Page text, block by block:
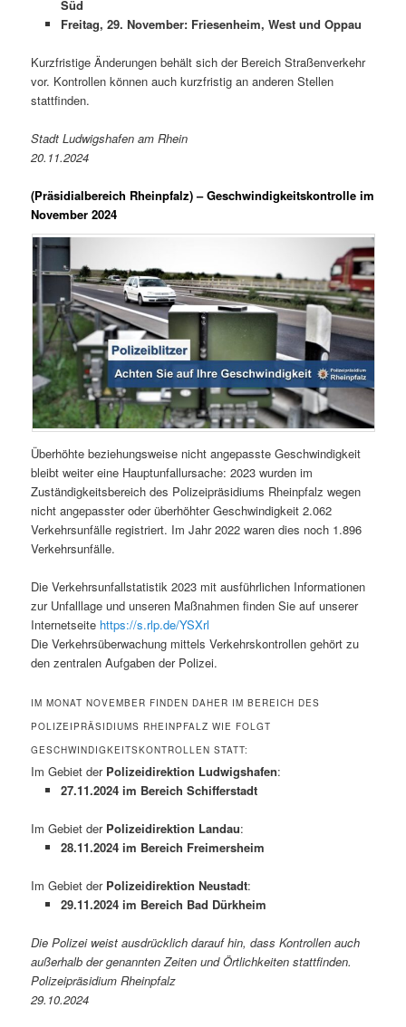
Süd
Freitag, 29. November: Friesenheim, West und Oppau
Kurzfristige Änderungen behält sich der Bereich Straßenverkehr
vor. Kontrollen können auch kurzfristig an anderen Stellen
stattfinden.
Stadt Ludwigshafen am Rhein
20.11.2024
(Präsidialbereich Rheinpfalz)– Geschwindigkeitskontrolle im
November 2024
Überhöhte beziehungsweise nicht angepasste Geschwindigkeit
bleibt weiter eine Hauptunfallursache: 2023 wurden im
Zuständigkeitsbereich des Polizeipräsidiums Rheinpfalz wegen
nicht angepasster oder überhöhter Geschwindigkeit 2.062
Verkehrsunfälle registriert. Im Jahr 2022 waren dies noch 1.896
Verkehrsunfälle.
Die Verkehrsunfallstatistik 2023 mit ausführlichen Informationen
zur Unfalllage und unseren Maßnahmen finden Sie auf unserer
Internetseite https://s.rlp.de/YSXrl
Die Verkehrsüberwachung mittels Verkehrskontrollen gehört zu
den zentralen Aufgaben der Polizei.
IM MONAT NOVEMBER FINDEN DAHER IM BEREICH DES
POLIZEIPRÄSIDIUMS RHEINPFALZ WIE FOLGT
GESCHWINDIGKEITSKONTROLLEN STATT:
Im Gebiet der Polizeidirektion Ludwigshafen:
27.11.2024 im Bereich Schifferstadt
Im Gebiet der Polizeidirektion Landau:
28.11.2024 im Bereich Freimersheim
Im Gebiet der Polizeidirektion Neustadt:
29.11.2024 im Bereich Bad Dürkheim
Die Polizei weist ausdrücklich darauf hin, dass Kontrollen auch
außerhalb der genannten Zeiten und Örtlichkeiten stattfinden.
Polizeipräsidium Rheinpfalz
29.10.2024